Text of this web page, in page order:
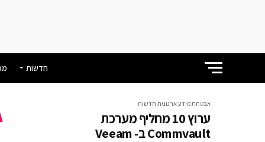
חדשות
אבטחת מידע ארגונית חדשות
ערוץ 10 מחליף מערכת
Commvault ב- Veeam